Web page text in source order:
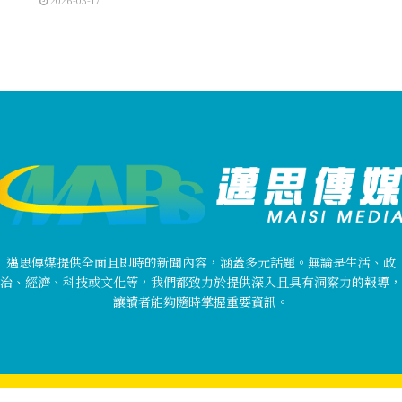
邁思傳媒提供全面且即時的新聞內容，涵蓋多元話題。無論是生活、政
治、經濟、科技或文化等，我們都致力於提供深入且具有洞察力的報導，
讓讀者能夠隨時掌握重要資訊。